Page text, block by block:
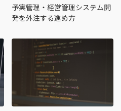
予実管理・経営管理システム開
発を外注する進め方